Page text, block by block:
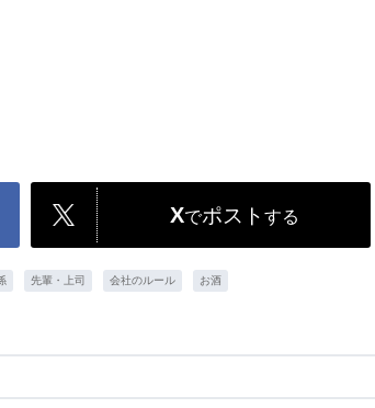
Xでポスト する
先輩・上司 会社のルール お酒